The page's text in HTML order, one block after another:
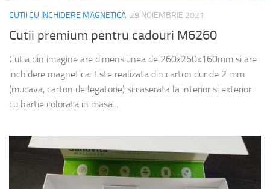
CUTII CU INCHIDERE MAGNETICA 29 NOIEMBRIE 2021
Cutii premium pentru cadouri M6260
Cutia din imagine are dimensiunea de 260x260x160mm si are
inchidere magnetica. Este realizata din carton dur de 2 mm
(mucava, carton de legatorie) si caserata la interior si exterior
cu hartie colorata in masa....